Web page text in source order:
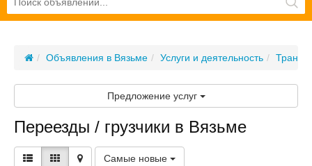
Объявления в Вязьме Услуги и деятельность
Предложение услуг
Переезды / грузчики в Вязьме
Самые новые